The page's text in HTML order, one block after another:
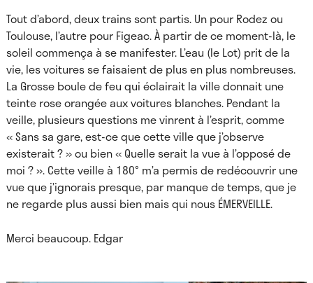
Tout d’abord, deux trains sont partis. Un pour Rodez ou
Toulouse, l’autre pour Figeac. À partir de ce moment-là, le
soleil commença à se manifester. L’eau (le Lot) prit de la
vie, les voitures se faisaient de plus en plus nombreuses.
La Grosse boule de feu qui éclairait la ville donnait une
teinte rose orangée aux voitures blanches. Pendant la
veille, plusieurs questions me vinrent à l’esprit, comme
« Sans sa gare, est-ce que cette ville que j’observe
existerait ? » ou bien « Quelle serait la vue à l’opposé de
moi ? ». Cette veille à 180° m’a permis de redécouvrir une
vue que j’ignorais presque, par manque de temps, que je
ne regarde plus aussi bien mais qui nous ÉMERVEILLE.
Merci beaucoup. Edgar